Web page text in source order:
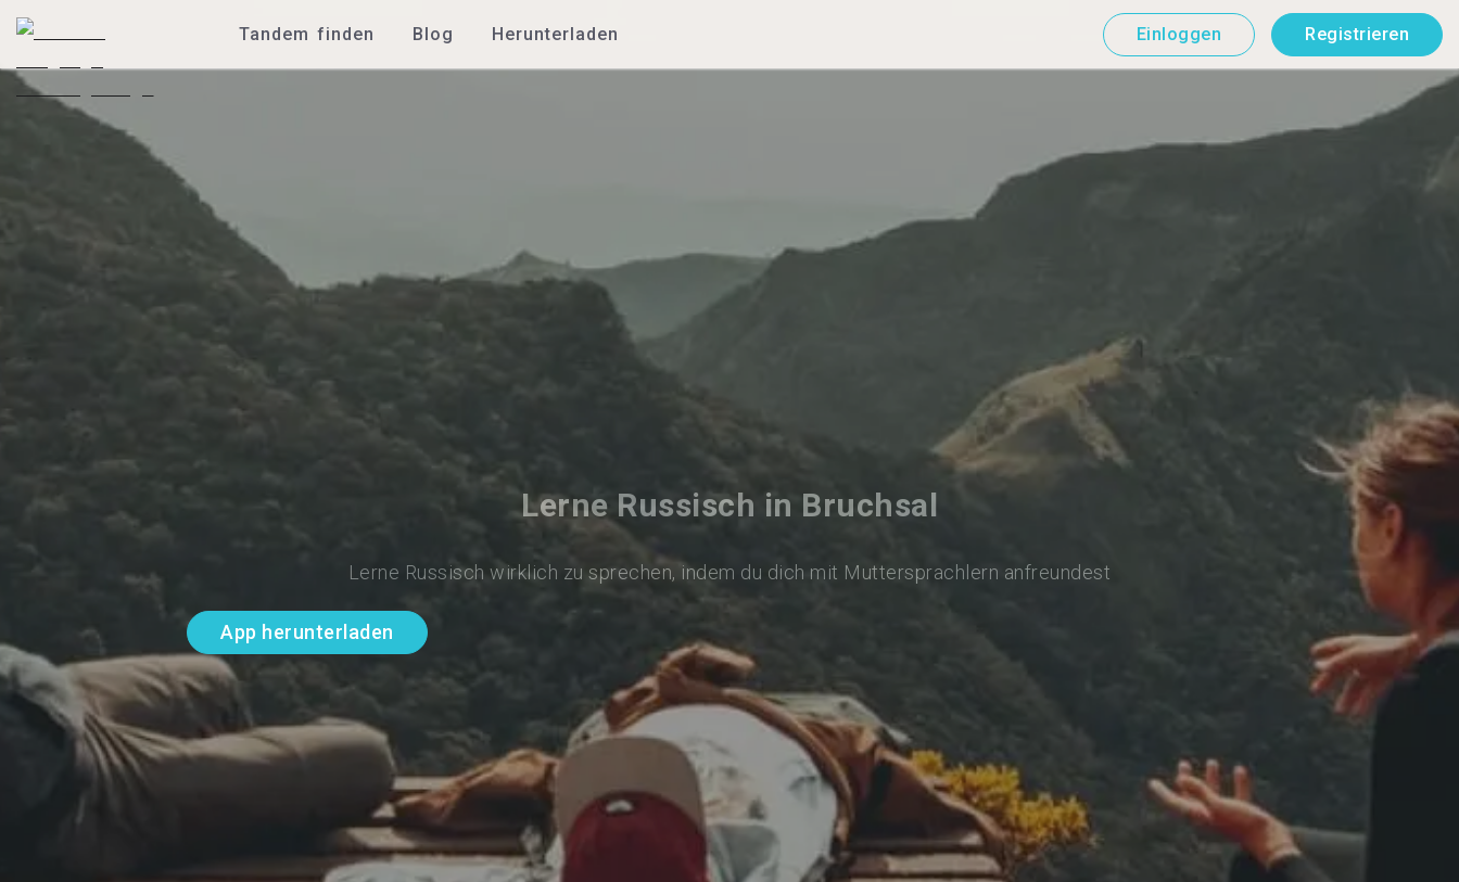
Tandem finden Blog Herunterladen Einloggen Registrieren
Lerne Russisch in Bruchsal
Lerne Russisch wirklich zu sprechen, indem du dich mit Muttersprachlern anfreundest
App herunterladen